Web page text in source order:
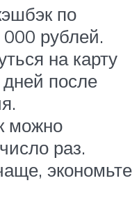
по
рублей.
на карту
после
можно
раз.
экономьте